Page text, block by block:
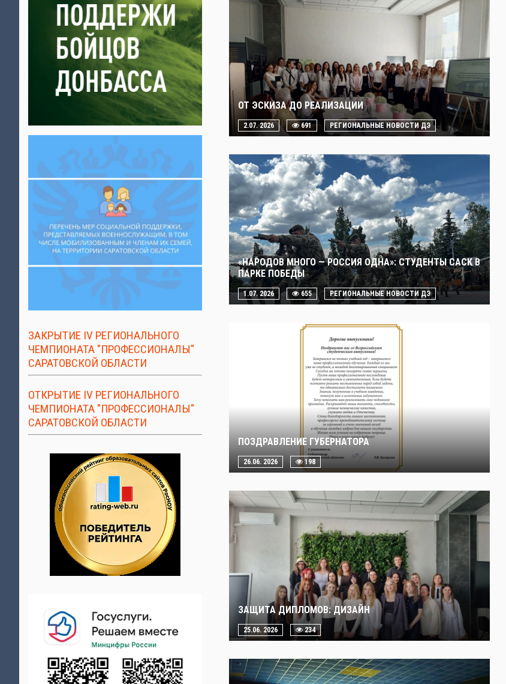
ЗАКРЫТИЕ IV РЕГИОНАЛЬНОГО
ЧЕМПИОНАТА "ПРОФЕССИОНАЛЫ"
САРАТОВСКОЙ ОБЛАСТИ
ОТКРЫТИЕ IV РЕГИОНАЛЬНОГО
ЧЕМПИОНАТА "ПРОФЕССИОНАЛЫ"
САРАТОВСКОЙ ОБЛАСТИ
ОТ ЭСКИЗА ДО РЕАЛИЗАЦИИ
2.07. 2026 691 РЕГИОНАЛЬНЫЕ НОВОСТИ ДЭ
«НАРОДОВ МНОГО — РОССИЯ ОДНА»: СТУДЕНТЫ САСК В
ПАРКЕ ПОБЕДЫ
1.07. 2026 655 РЕГИОНАЛЬНЫЕ НОВОСТИ ДЭ
ПОЗДРАВЛЕНИЕ ГУБЕРНАТОРА
26.06. 2026 198
ЗАЩИТА ДИПЛОМОВ: ДИЗАЙН
25.06. 2026 234